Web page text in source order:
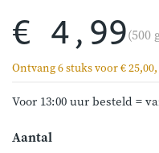
€ 4,99(500
Ontvang 6 stuks voor €
Voor 13:00 uur besteld =
Aantal